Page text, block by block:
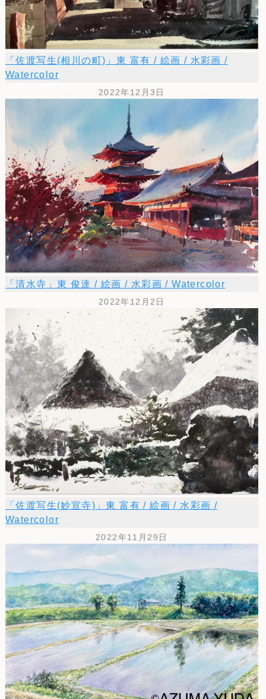
「佐渡写生(相川の町)」東 富有 / 絵画 / 水彩画 /
Watercolor
2022年12月3日
「清水寺」東 俊達 / 絵画 / 水彩画 / Watercolor
2022年12月2日
「佐渡写生(妙宣寺)」東 富有 / 絵画 / 水彩画 /
Watercolor
2022年11月29日